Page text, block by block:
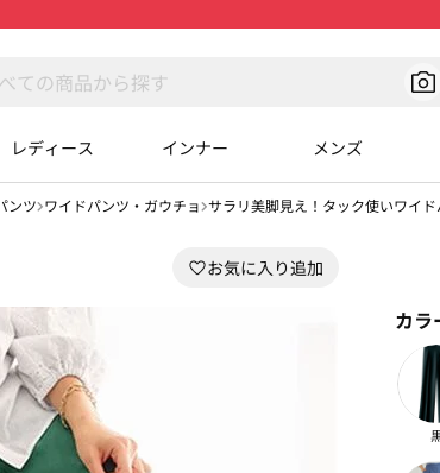
レディース インナー メンズ
ンツ ワイドパンツ・ガウチョ サラリ美脚見え！タック使いワイド
カラ